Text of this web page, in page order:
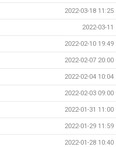
2022-03-18 11:25
2022-03-11
2022-02-10 19:49
2022-02-07 20:00
2022-02-04 10:04
2022-02-03 09:00
2022-01-31 11:00
2022-01-29 11:59
2022-01-28 10:40